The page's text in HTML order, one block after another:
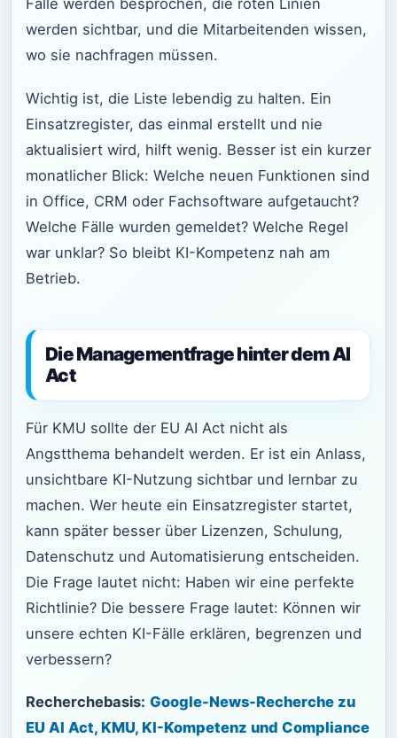
Fälle werden besprochen, die roten Linien
werden sichtbar, und die Mitarbeitenden wissen,
wo sie nachfragen müssen.
Wichtig ist, die Liste lebendig zu halten. Ein
Einsatzregister, das einmal erstellt und nie
aktualisiert wird, hilft wenig. Besser ist ein kurzer
monatlicher Blick: Welche neuen Funktionen sind
in Office, CRM oder Fachsoftware aufgetaucht?
Welche Fälle wurden gemeldet? Welche Regel
war unklar? So bleibt KI-Kompetenz nah am
Betrieb.
Die Managementfrage hinter dem AI
Act
Für KMU sollte der EU AI Act nicht als
Angstthema behandelt werden. Er ist ein Anlass,
unsichtbare KI-Nutzung sichtbar und lernbar zu
machen. Wer heute ein Einsatzregister startet,
kann später besser über Lizenzen, Schulung,
Datenschutz und Automatisierung entscheiden.
Die Frage lautet nicht: Haben wir eine perfekte
Richtlinie? Die bessere Frage lautet: Können wir
unsere echten KI-Fälle erklären, begrenzen und
verbessern?
Recherchebasis: Google-News-Recherche zu
EU AI Act, KMU, KI-Kompetenz und Compliance